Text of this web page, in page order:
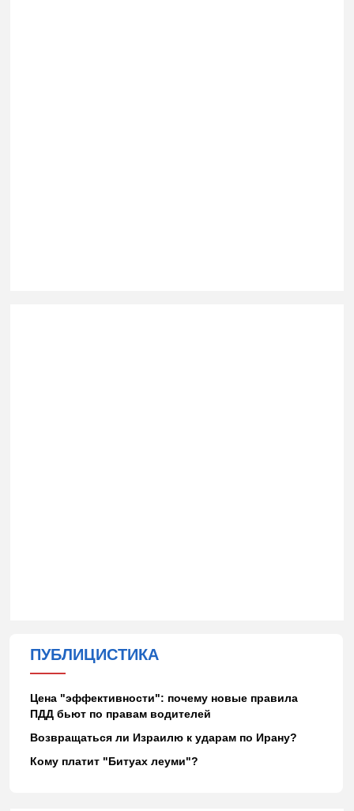
ПУБЛИЦИСТИКА
Цена "эффективности": почему новые правила
ПДД бьют по правам водителей
Возвращаться ли Израилю к ударам по Ирану?
Кому платит "Битуах леуми"?